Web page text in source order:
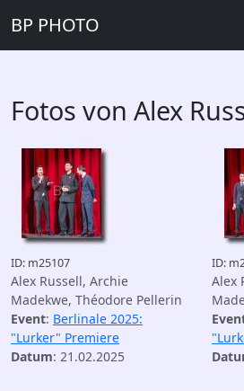
BP PHOTO
Fotos von Alex
ID: m25107
Alex Russell, Archie
Madekwe, Théodore Pellerin
Event: Berlinale 2025:
"Lurker" Premiere
Datum: 21.02.2025
ID:
Alex